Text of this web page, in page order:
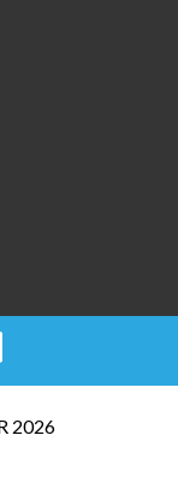
2026